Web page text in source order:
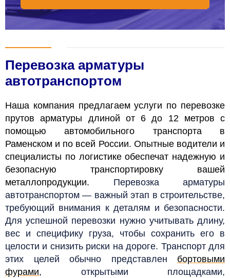
Перевозка арматуры
автотранспортом
Наша компания предлагаем услуги по перевозке
прутов арматуры длиной от 6 до 12 метров с
помощью автомобильного транспорта в
Раменском и по всей России. Опытные водители и
специалисты по логистике обеспечат надежную и
безопасную транспортировку вашей
металлопродукции. Перевозка арматуры
автотранспортом — важный этап в строительстве,
требующий внимания к деталям и безопасности.
Для успешной перевозки нужно учитывать длину,
вес и специфику груза, чтобы сохранить его в
целости и снизить риски на дороге. Транспорт для
этих целей обычно представлен бортовыми
фурами, открытыми площадками,